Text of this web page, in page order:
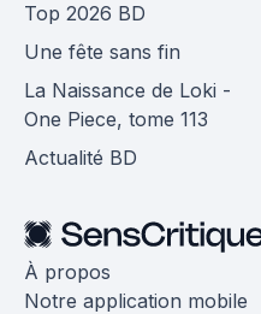
Top 2026 BD
Une fête sans fin
La Naissance de Loki -
One Piece, tome 113
Actualité BD
À propos
Notre application mobile